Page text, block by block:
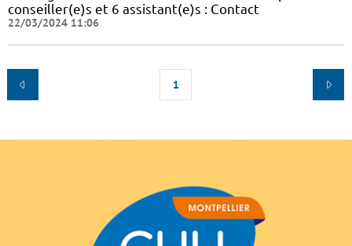
conseiller(e)s et 6 assistant(e)s : Contact
22/03/2024 11:06
1